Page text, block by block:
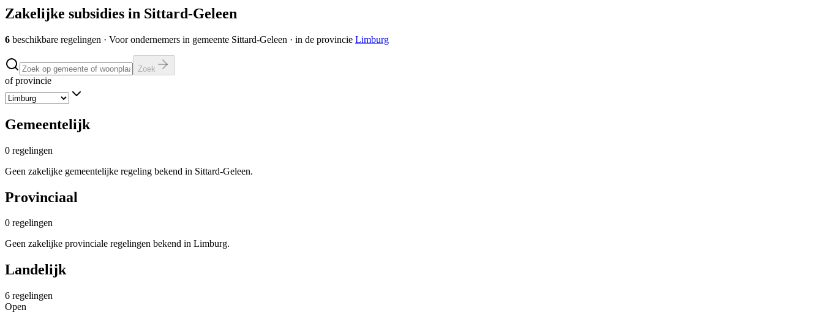
Zakelijke subsidies in Sittard-Geleen
6 beschikbare regelingen · Voor ondernemers in gemeente Sittard-Geleen · in de provincie Limburg
Zoek
of provincie
Gemeentelijk
0 regelingen
Geen zakelijke gemeentelijke regeling bekend in Sittard-Geleen.
Provinciaal
0 regelingen
Geen zakelijke provinciale regelingen bekend in Limburg.
Landelijk
6 regelingen
Open